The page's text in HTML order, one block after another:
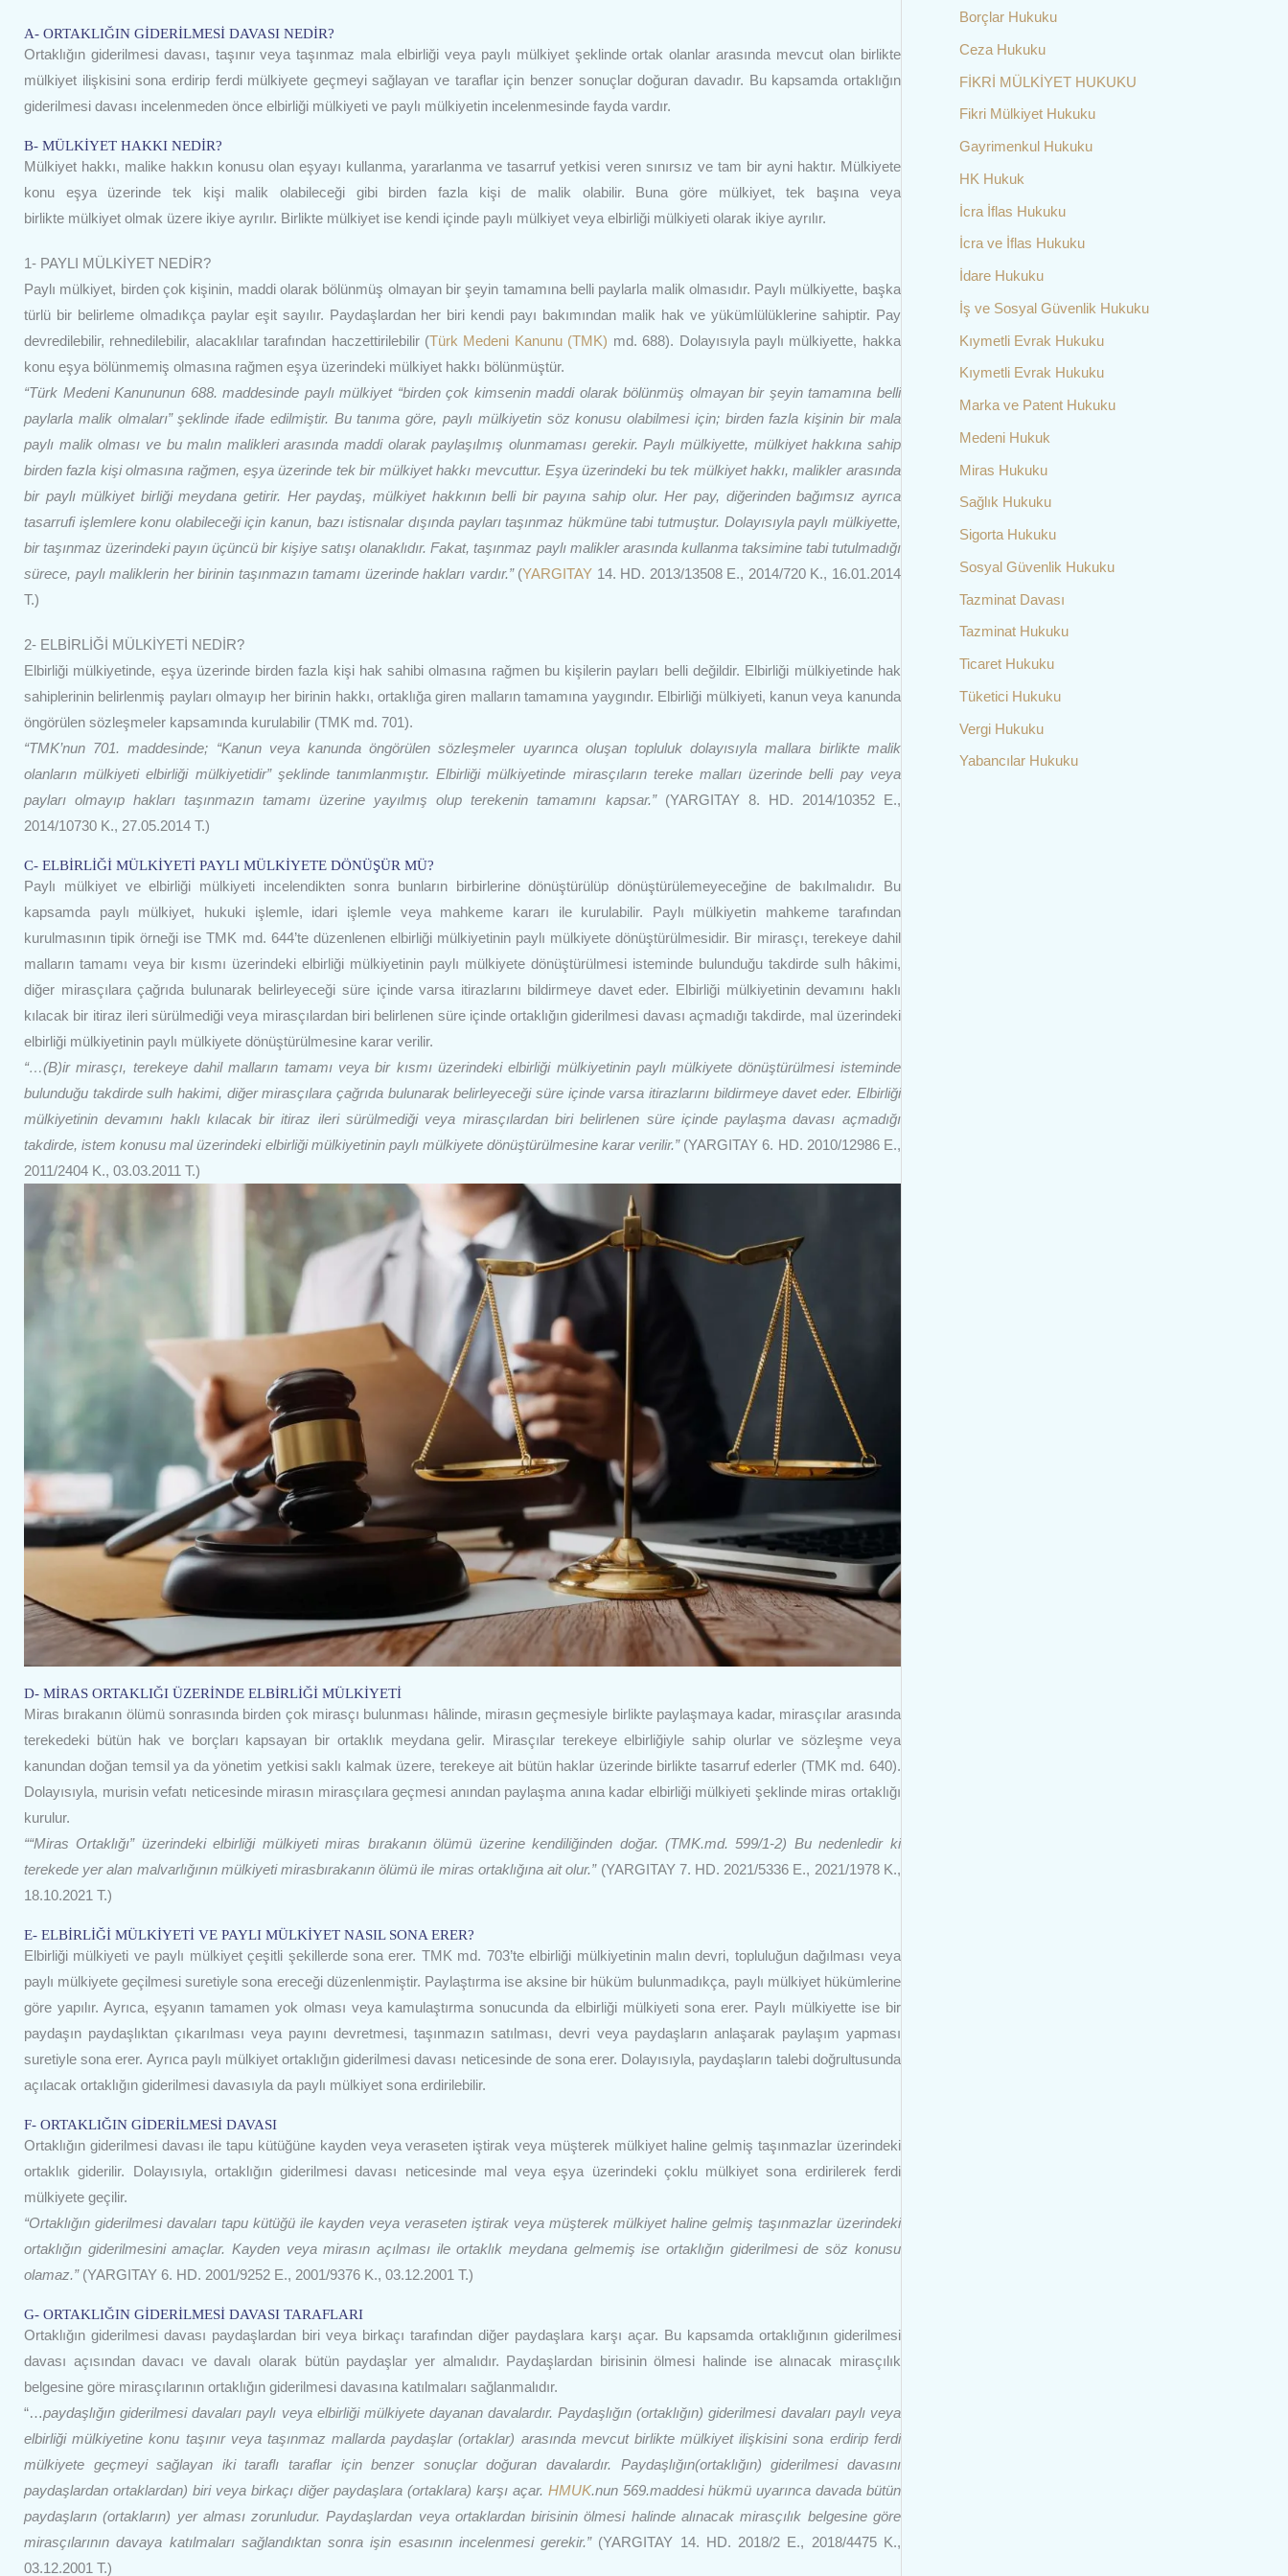
A- ORTAKLIĞIN GİDERİLMESİ DAVASI NEDİR?
Ortaklığın giderilmesi davası, taşınır veya taşınmaz mala elbirliği veya paylı mülkiyet şeklinde ortak olanlar arasında mevcut olan birlikte
mülkiyet ilişkisini sona erdirip ferdi mülkiyete geçmeyi sağlayan ve taraflar için benzer sonuçlar doğuran davadır. Bu kapsamda ortaklığın
giderilmesi davası incelenmeden önce elbirliği mülkiyeti ve paylı mülkiyetin incelenmesinde fayda vardır.
B- MÜLKİYET HAKKI NEDİR?
Mülkiyet hakkı, malike hakkın konusu olan eşyayı kullanma, yararlanma ve tasarruf yetkisi veren sınırsız ve tam bir ayni haktır. Mülkiyete
konu eşya üzerinde tek kişi malik olabileceği gibi birden fazla kişi de malik olabilir. Buna göre mülkiyet, tek başına veya
birlikte mülkiyet olmak üzere ikiye ayrılır. Birlikte mülkiyet ise kendi içinde paylı mülkiyet veya elbirliği mülkiyeti olarak ikiye ayrılır.
1- PAYLI MÜLKİYET NEDİR?
Paylı mülkiyet, birden çok kişinin, maddi olarak bölünmüş olmayan bir şeyin tamamına belli paylarla malik olmasıdır. Paylı mülkiyette, başka
türlü bir belirleme olmadıkça paylar eşit sayılır. Paydaşlardan her biri kendi payı bakımından malik hak ve yükümlülüklerine sahiptir. Pay
devredilebilir, rehnedilebilir, alacaklılar tarafından haczettirilebilir (Türk Medeni Kanunu (TMK) md. 688). Dolayısıyla paylı mülkiyette, hakka
konu eşya bölünmemiş olmasına rağmen eşya üzerindeki mülkiyet hakkı bölünmüştür.
“Türk Medeni Kanununun 688. maddesinde paylı mülkiyet “birden çok kimsenin maddi olarak bölünmüş olmayan bir şeyin tamamına belli
paylarla malik olmaları” şeklinde ifade edilmiştir. Bu tanıma göre, paylı mülkiyetin söz konusu olabilmesi için; birden fazla kişinin bir mala
paylı malik olması ve bu malın malikleri arasında maddi olarak paylaşılmış olunmaması gerekir. Paylı mülkiyette, mülkiyet hakkına sahip
birden fazla kişi olmasına rağmen, eşya üzerinde tek bir mülkiyet hakkı mevcuttur. Eşya üzerindeki bu tek mülkiyet hakkı, malikler arasında
bir paylı mülkiyet birliği meydana getirir. Her paydaş, mülkiyet hakkının belli bir payına sahip olur. Her pay, diğerinden bağımsız ayrıca
tasarrufi işlemlere konu olabileceği için kanun, bazı istisnalar dışında payları taşınmaz hükmüne tabi tutmuştur. Dolayısıyla paylı mülkiyette,
bir taşınmaz üzerindeki payın üçüncü bir kişiye satışı olanaklıdır. Fakat, taşınmaz paylı malikler arasında kullanma taksimine tabi tutulmadığı
sürece, paylı maliklerin her birinin taşınmazın tamamı üzerinde hakları vardır.”(YARGITAY 14. HD. 2013/13508 E., 2014/720 K., 16.01.2014
T.)
2- ELBİRLİĞİ MÜLKİYETİ NEDİR?
Elbirliği mülkiyetinde, eşya üzerinde birden fazla kişi hak sahibi olmasına rağmen bu kişilerin payları belli değildir. Elbirliği mülkiyetinde hak
sahiplerinin belirlenmiş payları olmayıp her birinin hakkı, ortaklığa giren malların tamamına yaygındır. Elbirliği mülkiyeti, kanun veya kanunda
öngörülen sözleşmeler kapsamında kurulabilir (TMK md. 701).
“TMK’nun 701. maddesinde; “Kanun veya kanunda öngörülen sözleşmeler uyarınca oluşan topluluk dolayısıyla mallara birlikte malik
olanların mülkiyeti elbirliği mülkiyetidir” şeklinde tanımlanmıştır. Elbirliği mülkiyetinde mirasçıların tereke malları üzerinde belli pay veya
payları olmayıp hakları taşınmazın tamamı üzerine yayılmış olup terekenin tamamını kapsar.”(YARGITAY 8. HD. 2014/10352 E.,
2014/10730 K., 27.05.2014 T.)
C- ELBİRLİĞİ MÜLKİYETİ PAYLI MÜLKİYETE DÖNÜŞÜR MÜ?
Paylı mülkiyet ve elbirliği mülkiyeti incelendikten sonra bunların birbirlerine dönüştürülüp dönüştürülemeyeceğine de bakılmalıdır. Bu
kapsamda paylı mülkiyet, hukuki işlemle, idari işlemle veya mahkeme kararı ile kurulabilir. Paylı mülkiyetin mahkeme tarafından
kurulmasının tipik örneği ise TMK md. 644’te düzenlenen elbirliği mülkiyetinin paylı mülkiyete dönüştürülmesidir. Bir mirasçı, terekeye dahil
malların tamamı veya bir kısmı üzerindeki elbirliği mülkiyetinin paylı mülkiyete dönüştürülmesi isteminde bulunduğu takdirde sulh hâkimi,
diğer mirasçılara çağrıda bulunarak belirleyeceği süre içinde varsa itirazlarını bildirmeye davet eder. Elbirliği mülkiyetinin devamını haklı
kılacak bir itiraz ileri sürülmediği veya mirasçılardan biri belirlenen süre içinde ortaklığın giderilmesi davası açmadığı takdirde, mal üzerindeki
elbirliği mülkiyetinin paylı mülkiyete dönüştürülmesine karar verilir.
“…(B)ir mirasçı, terekeye dahil malların tamamı veya bir kısmı üzerindeki elbirliği mülkiyetinin paylı mülkiyete dönüştürülmesi isteminde
bulunduğu takdirde sulh hakimi, diğer mirasçılara çağrıda bulunarak belirleyeceği süre içinde varsa itirazlarını bildirmeye davet eder. Elbirliği
mülkiyetinin devamını haklı kılacak bir itiraz ileri sürülmediği veya mirasçılardan biri belirlenen süre içinde paylaşma davası açmadığı
takdirde, istem konusu mal üzerindeki elbirliği mülkiyetinin paylı mülkiyete dönüştürülmesine karar verilir.” (YARGITAY 6. HD. 2010/12986 E.,
2011/2404 K., 03.03.2011 T.)
D- MİRAS ORTAKLIĞI ÜZERİNDE ELBİRLİĞİ MÜLKİYETİ
Miras bırakanın ölümü sonrasında birden çok mirasçı bulunması hâlinde, mirasın geçmesiyle birlikte paylaşmaya kadar, mirasçılar arasında
terekedeki bütün hak ve borçları kapsayan bir ortaklık meydana gelir. Mirasçılar terekeye elbirliğiyle sahip olurlar ve sözleşme veya
kanundan doğan temsil ya da yönetim yetkisi saklı kalmak üzere, terekeye ait bütün haklar üzerinde birlikte tasarruf ederler (TMK md. 640).
Dolayısıyla, murisin vefatı neticesinde mirasın mirasçılara geçmesi anından paylaşma anına kadar elbirliği mülkiyeti şeklinde miras ortaklığı
kurulur.
““Miras Ortaklığı” üzerindeki elbirliği mülkiyeti miras bırakanın ölümü üzerine kendiliğinden doğar. (TMK.md. 599/1-2) Bu nedenledir ki
terekede yer alan malvarlığının mülkiyeti mirasbırakanın ölümü ile miras ortaklığına ait olur.”(YARGITAY 7. HD. 2021/5336 E., 2021/1978 K.,
18.10.2021 T.)
E- ELBİRLİĞİ MÜLKİYETİ VE PAYLI MÜLKİYET NASIL SONA ERER?
Elbirliği mülkiyeti ve paylı mülkiyet çeşitli şekillerde sona erer. TMK md. 703’te elbirliği mülkiyetinin malın devri, topluluğun dağılması veya
paylı mülkiyete geçilmesi suretiyle sona ereceği düzenlenmiştir. Paylaştırma ise aksine bir hüküm bulunmadıkça, paylı mülkiyet hükümlerine
göre yapılır. Ayrıca, eşyanın tamamen yok olması veya kamulaştırma sonucunda da elbirliği mülkiyeti sona erer. Paylı mülkiyette ise bir
paydaşın paydaşlıktan çıkarılması veya payını devretmesi, taşınmazın satılması, devri veya paydaşların anlaşarak paylaşım yapması
suretiyle sona erer. Ayrıca paylı mülkiyet ortaklığın giderilmesi davası neticesinde de sona erer. Dolayısıyla, paydaşların talebi doğrultusunda
açılacak ortaklığın giderilmesi davasıyla da paylı mülkiyet sona erdirilebilir.
F- ORTAKLIĞIN GİDERİLMESİ DAVASI
Ortaklığın giderilmesi davası ile tapu kütüğüne kayden veya veraseten iştirak veya müşterek mülkiyet haline gelmiş taşınmazlar üzerindeki
ortaklık giderilir. Dolayısıyla, ortaklığın giderilmesi davası neticesinde mal veya eşya üzerindeki çoklu mülkiyet sona erdirilerek ferdi
mülkiyete geçilir.
“Ortaklığın giderilmesi davaları tapu kütüğü ile kayden veya veraseten iştirak veya müşterek mülkiyet haline gelmiş taşınmazlar üzerindeki
ortaklığın giderilmesini amaçlar. Kayden veya mirasın açılması ile ortaklık meydana gelmemiş ise ortaklığın giderilmesi de söz konusu
olamaz.”(YARGITAY 6. HD. 2001/9252 E., 2001/9376 K., 03.12.2001 T.)
G- ORTAKLIĞIN GİDERİLMESİ DAVASI TARAFLARI
Ortaklığın giderilmesi davası paydaşlardan biri veya birkaçı tarafından diğer paydaşlara karşı açar. Bu kapsamda ortaklığının giderilmesi
davası açısından davacı ve davalı olarak bütün paydaşlar yer almalıdır. Paydaşlardan birisinin ölmesi halinde ise alınacak mirasçılık
belgesine göre mirasçılarının ortaklığın giderilmesi davasına katılmaları sağlanmalıdır.
“…paydaşlığın giderilmesi davaları paylı veya elbirliği mülkiyete dayanan davalardır. Paydaşlığın (ortaklığın) giderilmesi davaları paylı veya
elbirliği mülkiyetine konu taşınır veya taşınmaz mallarda paydaşlar (ortaklar) arasında mevcut birlikte mülkiyet ilişkisini sona erdirip ferdi
mülkiyete geçmeyi sağlayan iki taraflı taraflar için benzer sonuçlar doğuran davalardır. Paydaşlığın(ortaklığın) giderilmesi davasını
paydaşlardan ortaklardan) biri veya birkaçı diğer paydaşlara (ortaklara) karşı açar. HMUK.nun 569.maddesi hükmü uyarınca davada bütün
paydaşların (ortakların) yer alması zorunludur. Paydaşlardan veya ortaklardan birisinin ölmesi halinde alınacak mirasçılık belgesine göre
mirasçılarının davaya katılmaları sağlandıktan sonra işin esasının incelenmesi gerekir.”(YARGITAY 14. HD. 2018/2 E., 2018/4475 K.,
03.12.2001 T.)
Borçlar Hukuku
Ceza Hukuku
FİKRİ MÜLKİYET HUKUKU
Fikri Mülkiyet Hukuku
Gayrimenkul Hukuku
HK Hukuk
İcra İflas Hukuku
İcra ve İflas Hukuku
İdare Hukuku
İş ve Sosyal Güvenlik Hukuku
Kıymetli Evrak Hukuku
Kıymetli Evrak Hukuku
Marka ve Patent Hukuku
Medeni Hukuk
Miras Hukuku
Sağlık Hukuku
Sigorta Hukuku
Sosyal Güvenlik Hukuku
Tazminat Davası
Tazminat Hukuku
Ticaret Hukuku
Tüketici Hukuku
Vergi Hukuku
Yabancılar Hukuku